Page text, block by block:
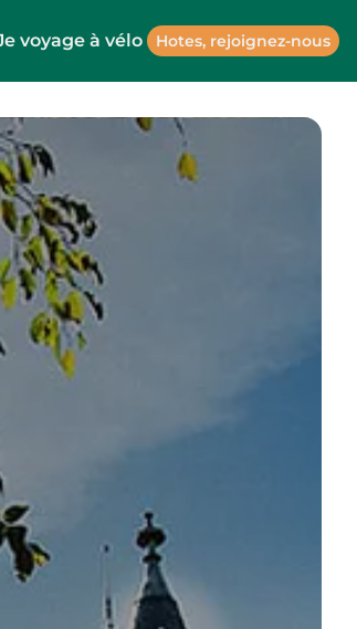
voyage à vélo Hotes, rejoignez-nous